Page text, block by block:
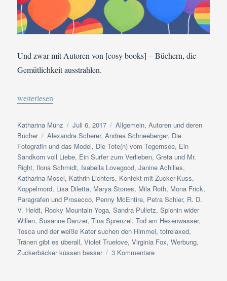
Und zwar mit Autoren von [cosy books] – Büchern, die
Gemütlichkeit ausstrahlen.
„[cosy-book]-Autoren | Die ultimative Liste“
weiterlesen
Autor
Katharina Münz
Veröffentlicht
am
Juli 6, 2017 Kategorien
Allgemein,Autoren und deren
Bücher
Schlagwörter
Alexandra Scherer,Andrea Schneeberger, Die
Fotografin und das Model, Die Tote(n) vom Tegernsee, Ein
Sandkorn voll Liebe, Ein Surfer zum Verlieben,Greta und Mr.
Right, Ilona Schmidt, Isabella Lovegood,Janine Achilles,
Katharina Mosel, Kathrin Lichters, Konfekt mit Zucker-Kuss,
Koppelmord, Lisa Diletta, Marya Stones, Mila Roth, Mona Frick,
Paragrafen und Prosecco, Penny McEntire, Petra Schier, R. D.
V. Heldt, Rocky Mountain Yoga,Sandra Pulletz,Spionin wider
Willen,Susanne Danzer,Tina Sprenzel,Tod am Hexenwasser,
Tosca und der weiße Kater suchen den Himmel,totrelaxed,
Tränen gibt es überall,Violet Truelove,Virginia Fox,Werbung,
Zuckerbäcker küssen besser
3 Kommentarezu